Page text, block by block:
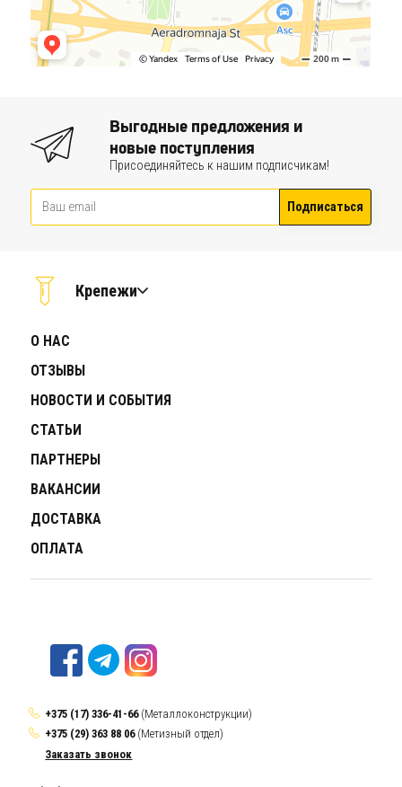
Выгодные предложения и
новые поступления
Присоединяйтесь к нашим подписчикам!
Подписаться
Крепежи
О НАС
ОТЗЫВЫ
НОВОСТИ И СОБЫТИЯ
СТАТЬИ
ПАРТНЕРЫ
ВАКАНСИИ
ДОСТАВКА
ОПЛАТА
+375 (17) 336-41-66 (Металлоконструкции)
+375 (29) 363 88 06(Метизный отдел)
Заказать звонок